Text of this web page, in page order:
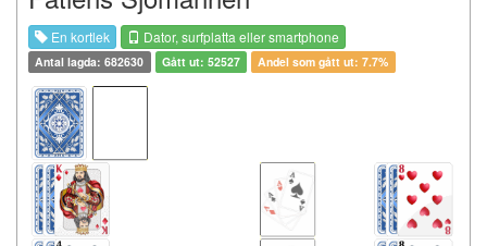
En kortlek Dator, surfplatta eller smartphone
Antal lagda: 682630 Gått ut: 52527 Andel som gått ut: 7.7%